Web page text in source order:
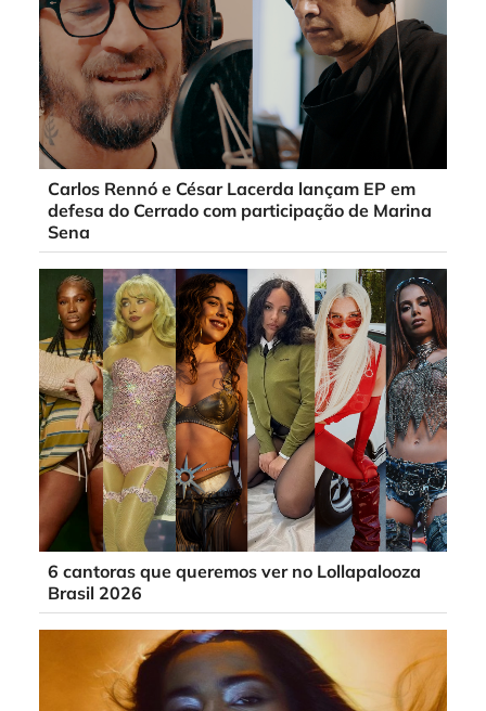
Carlos Rennó e César Lacerda lançam EP em
defesa do Cerrado com participação de Marina
Sena
6 cantoras que queremos ver no Lollapalooza
Brasil 2026